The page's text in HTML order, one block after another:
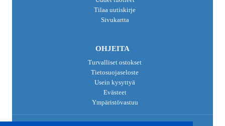
Tilaa uutiskirje
Sivukartta
OHJEITA
Turvalliset ostokset
Tietosuojaseloste
Usein kysyttyä
Evästeet
Ympäristövastuu